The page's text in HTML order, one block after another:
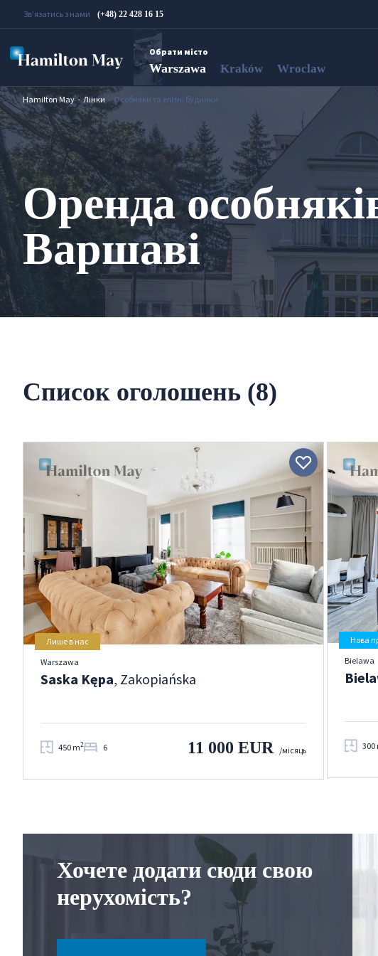
Зв’язатись з нами (+48) 22 428 16 15
Обрати місто
Warszawa Kraków Wroclaw
Hamilton May Лінки Особняки та елітні будинки
Оренда
Варшаві
Список оголошень (8)
Лише в нас
Warszawa
Saska Kępa, Zakopiańska
450 m2 6 11 000 EUR /місяць
Нова
Bielawa
300
Хочете додати сюди свою
нерухомість?